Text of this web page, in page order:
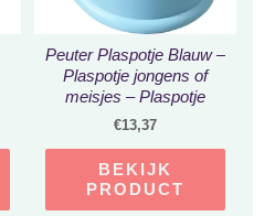
Peuter Plaspotje Blauw –
Plaspotje jongens of
meisjes – Plaspotje
peuter – Toilettrainer
€13,37
BEKIJK
PRODUCT